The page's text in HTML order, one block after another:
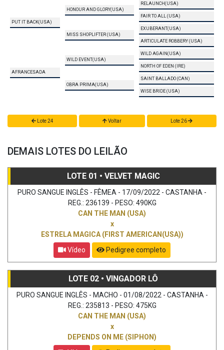
PUT IT BACK(USA)
HONOUR AND GLORY(USA)
RELAUNCH(USA)
FAIR TO ALL (USA)
MISS SHOPLIFTER (USA)
EXUBERANT(USA)
ARTICULATE ROBBERY (USA)
AFRANCESADA
WILD EVENT(USA)
WILD AGAIN(USA)
NORTH OF EDEN (IRE)
OBRA PRIMA(USA)
SAINT BALLADO (CAN)
WISE BRIDE (USA)
Lote 24 Voltar Lote 26
DEMAIS LOTES DO LEILÃO
LOTE 01 • VELVET MAGIC
PURO SANGUE INGLÊS - FÊMEA - 17/09/2022 - CASTANHA -
REG.: 236139 - PESO: 490KG
CAN THE MAN (USA)
x
ESTRELA MAGICA (FIRST AMERICAN(USA))
Vídeo
Pedigree completo
LOTE 02 • VINGADOR LÔ
PURO SANGUE INGLÊS - MACHO - 01/08/2022 - CASTANHA -
REG.: 235813 - PESO: 475KG
CAN THE MAN (USA)
x
DEPENDS ON ME (SIPHON)